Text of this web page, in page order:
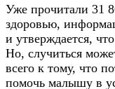
Уже прочитали 31
здоровью,
и утверждается,
Но, случиться
всего к тому, что
помочь малышу в